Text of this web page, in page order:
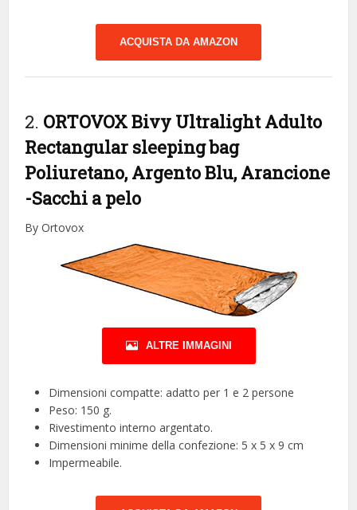
ACQUISTA DA AMAZON
2. ORTOVOX Bivy Ultralight Adulto
Rectangular sleeping bag
Poliuretano, Argento Blu, Arancione
-Sacchi a pelo
By Ortovox
ALTRE IMMAGINI
Dimensioni compatte: adatto per 1 e 2 persone
Peso: 150 g.
Rivestimento interno argentato.
Dimensioni minime della confezione: 5 x 5 x 9 cm
Impermeabile.